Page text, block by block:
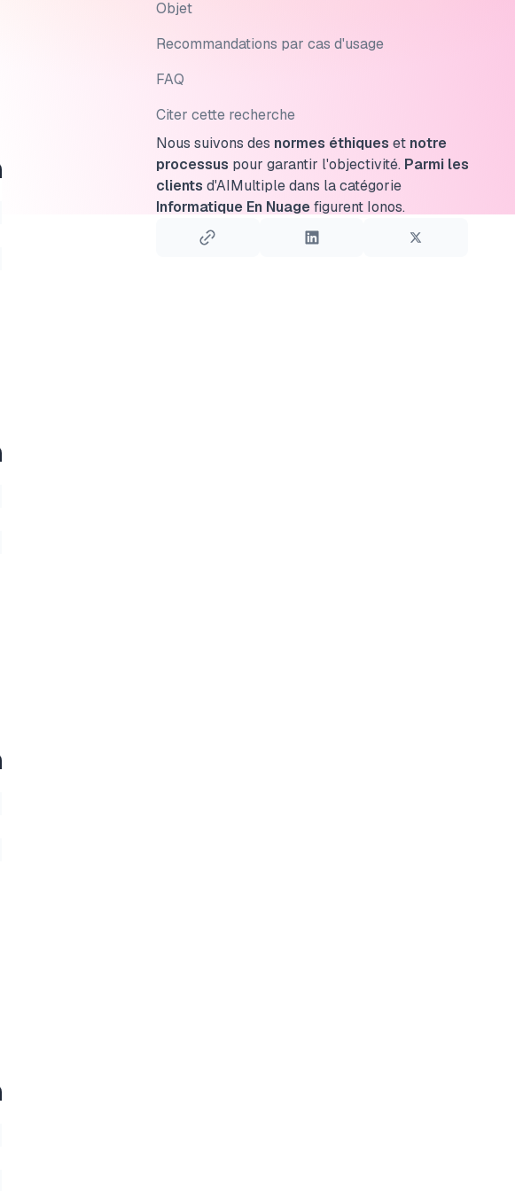
Objet
Recommandations par cas d'usage
FAQ
Citer cette recherche
Nous suivons des normes éthiques et notre
processus pour garantir l'objectivité. Parmi les
clients d'AIMultiple dans la catégorie
Informatique En Nuage figurent Ionos.